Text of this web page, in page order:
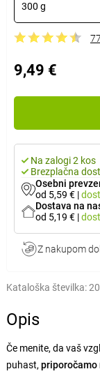
300 g
9,49 €
Na zalogi 2 kos
Brezplačna
Osebni
od 5,59 € |
Dostava na
od 5,19 € |
Z nakupom
Kataloška številka:
Opis
Če menite, da vaš
puhast, priporočamo